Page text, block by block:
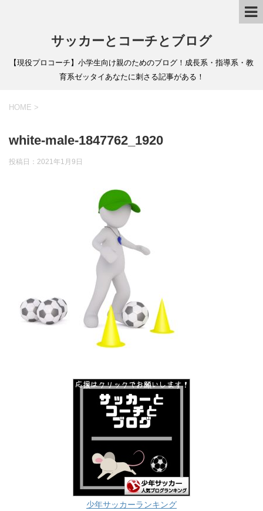
サッカーとコーチとブログ
【現役プロコーチ】小学生向け親のためのブログ！成長系・指導系・教
育系ゼッタイあなたに刺さる記事がある！
HOME >
white-male-1847762_1920
投稿日： 2021年1月9日
少年サッカーランキング